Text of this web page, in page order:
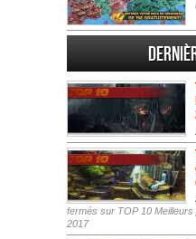
fermés sur TOP 10
2017